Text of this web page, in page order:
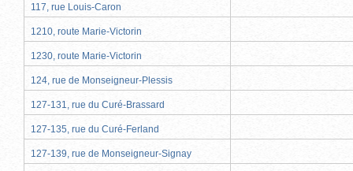
117, rue Louis-Caron
1210, route Marie-Victorin
1230, route Marie-Victorin
124, rue de Monseigneur-Plessis
127-131, rue du Curé-Brassard
127-135, rue du Curé-Ferland
127-139, rue de Monseigneur-Signay